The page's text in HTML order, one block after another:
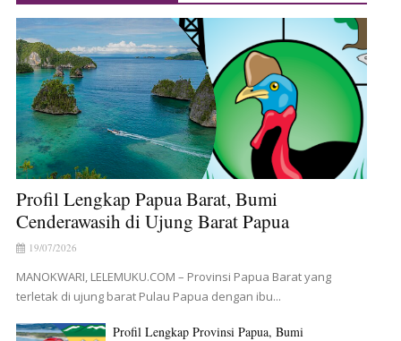
Profil Lengkap Papua Barat, Bumi
Cenderawasih di Ujung Barat Papua
19/07/2026
MANOKWARI, LELEMUKU.COM – Provinsi Papua Barat yang
terletak di ujung barat Pulau Papua dengan ibu...
Profil Lengkap Provinsi Papua, Bumi